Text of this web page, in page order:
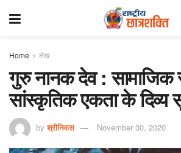
Home लेख
गुरु नानक देव :
सांस्कृतिक एकता के दिव्य
by श्रीनिवास November 30, 2020